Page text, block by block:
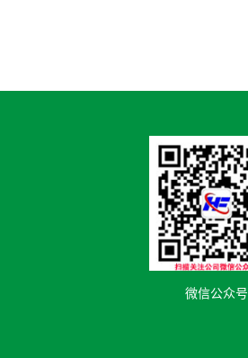
微信公众号